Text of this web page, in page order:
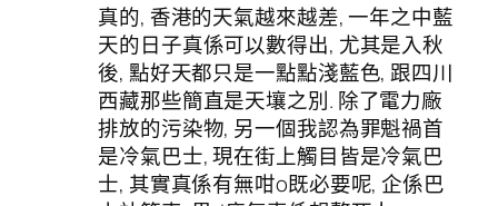
真的, 香港的天氣越來越差, 一年之中藍
天的日子真係可以數得出, 尤其是入秋
後, 點好天都只是一點點淺藍色, 跟四川
西藏那些簡直是天壤之別. 除了電力廠
排放的污染物, 另一個我認為罪魁禍首
是冷氣巴士, 現在街上觸目皆是冷氣巴
士, 其實真係有無咁o既必要呢, 企係巴